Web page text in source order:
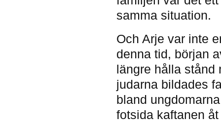
samma situation.
Och Arje var inte
denna tid, början
längre hålla stånd
judarna bildades
bland
fotsida kaftanen